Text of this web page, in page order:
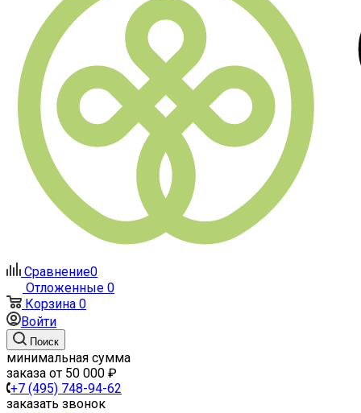
Сравнение0
Отложенные 0
Корзина 0
Войти
Поиск
минимальная сумма
заказа от 50 000 ₽
+7 (495) 748-94-62
заказать звонок